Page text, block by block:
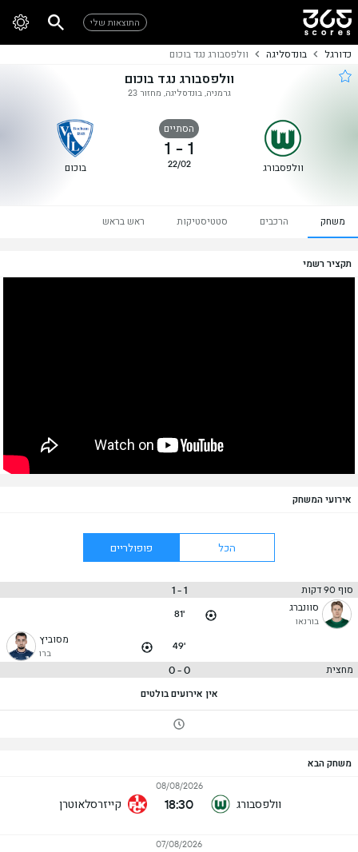
התוצאות שלי
כדורגל בונדסליגה וולפסבורג נגד בוכום
וולפסבורג נגד בוכום
גרמניה, בונדסליגה, מחזור 23
וולפסבורג
הסתיים
1
-
1
22/02 בוכום
משחק הרכבים סטטיסטיקות ראש בראש
תקציר רשמי
אירועי המשחק
הכל פופולריים
סוף 90 דקות 1 - 1
סוונברג
בורנאו
81'
49'
מסוביץ
ברו
מחצית 0 - 0
אין אירועים בולטים
משחק הבא
וולפסבורג
08/08/2026
18:30 קייזרסלאוטרן
07/08/2026